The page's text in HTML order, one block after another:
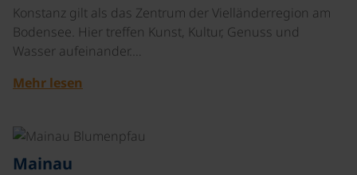
Konstanz gilt als das Zentrum der Vielländerregion am
Bodensee. Hier treffen Kunst, Kultur, Genuss und
Wasser aufeinander.…
Mehr lesen
Mainau